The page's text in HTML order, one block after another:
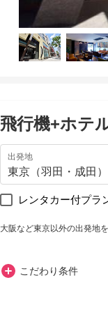
飛行機+ホテ
出発地
レンタカー付プラ
大阪など東京以外の出発地
こだわり条件